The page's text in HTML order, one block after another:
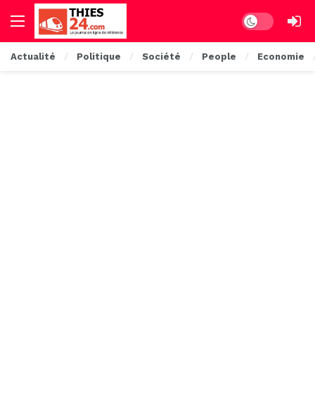
Dark mode
Actualité Politique Société People Economie